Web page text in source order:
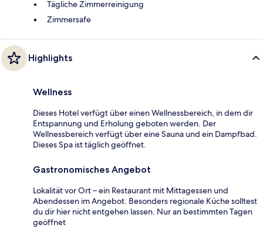
Tägliche Zimmerreinigung
Zimmersafe
Highlights
Wellness
Dieses Hotel verfügt über einen Wellnessbereich, in dem dir
Entspannung und Erholung geboten werden. Der
Wellnessbereich verfügt über eine Sauna und ein Dampfbad.
Dieses Spa ist täglich geöffnet.
Gastronomisches Angebot
Lokalität vor Ort – ein Restaurant mit Mittagessen und
Abendessen im Angebot. Besonders regionale Küche solltest
du dir hier nicht entgehen lassen. Nur an bestimmten Tagen
geöffnet